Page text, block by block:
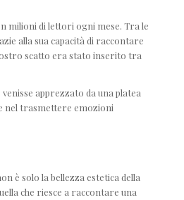
milioni di lettori ogni mese. Tra le
alla sua capacità di raccontare
scatto era stato inserito tra
apprezzato da una platea
nel trasmettere emozioni
è solo la bellezza estetica della
che riesce a raccontare una